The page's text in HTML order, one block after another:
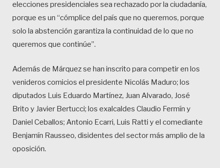
elecciones presidenciales sea rechazado por la ciudadanía,
porque es un “cómplice del país que no queremos, porque
solo la abstención garantiza la continuidad de lo que no
queremos que continúe”.
Además de Márquez se han inscrito para competir en los
venideros comicios el presidente Nicolás Maduro; los
diputados Luis Eduardo Martínez, Juan Alvarado, José
Brito y Javier Bertucci; los exalcaldes Claudio Fermín y
Daniel Ceballos; Antonio Ecarri, Luis Ratti y el comediante
Benjamín Rausseo, disidentes del sector más amplio de la
oposición.